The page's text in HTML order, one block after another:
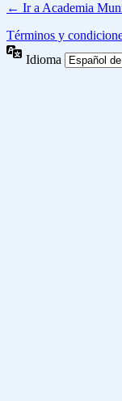
← Ir a Academia
Términos y
Idioma